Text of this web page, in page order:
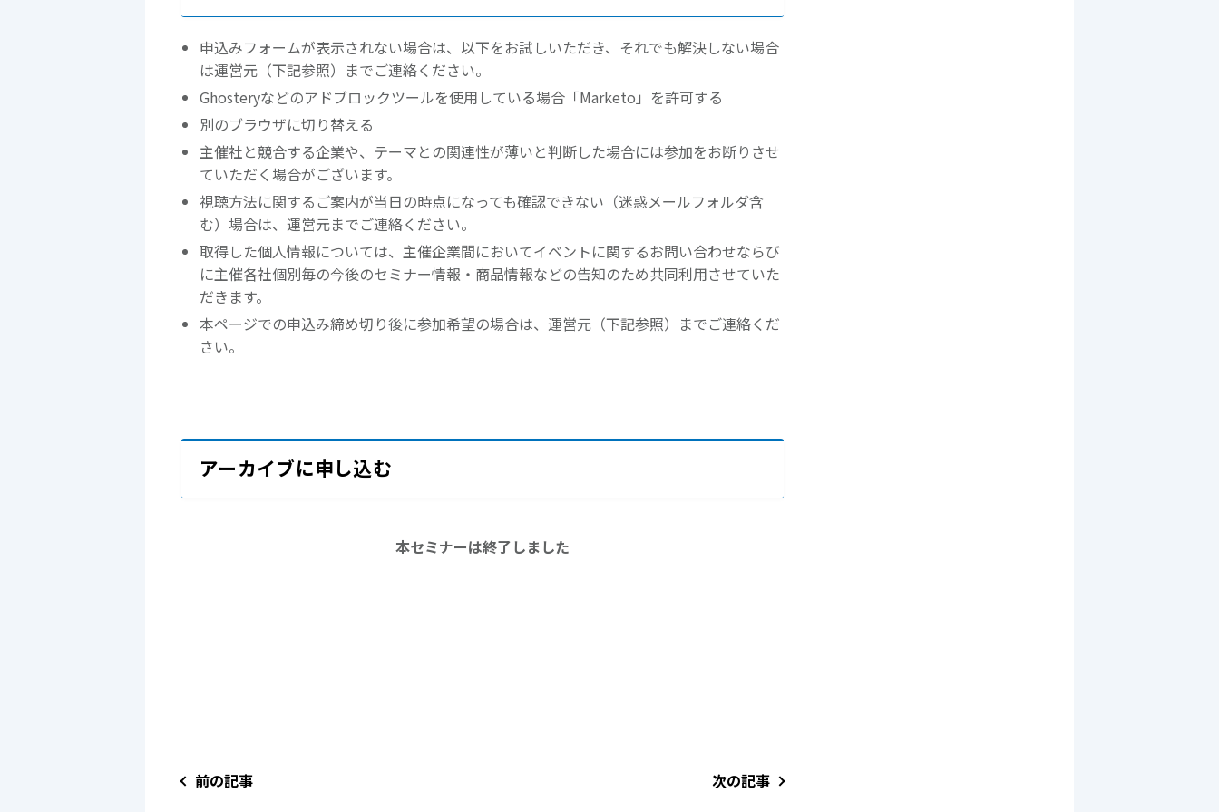
申込みフォームが表示されない場合は、以下をお試しいただき、それでも解決しない場合
は運営元（下記参照）までご連絡ください。
Ghosteryなどのアドブロックツールを使用している場合「Marketo」を許可する
別のブラウザに切り替える
主催社と競合する企業や、テーマとの関連性が薄いと判断した場合には参加をお断りさせ
ていただく場合がございます。
視聴方法に関するご案内が当日の時点になっても確認できない（迷惑メールフォルダ含
む）場合は、運営元までご連絡ください。
取得した個人情報については、主催企業間においてイベントに関するお問い合わせならび
に主催各社個別毎の今後のセミナー情報・商品情報などの告知のため共同利用させていた
だきます。
本ページでの申込み締め切り後に参加希望の場合は、運営元（下記参照）までご連絡くだ
さい。
アーカイブに申し込む
本セミナーは終了しました
前の記事 次の記事